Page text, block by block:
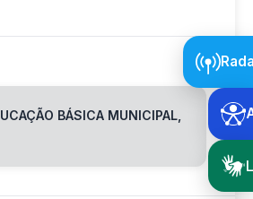
BÁSICA MUNICIPAL,